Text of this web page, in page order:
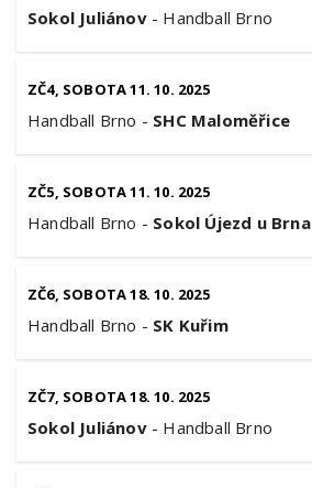
Sokol Juliánov- Handball Brno
ZČ4, SOBOTA 11. 10. 2025
Handball Brno - SHC Maloměřice
ZČ5, SOBOTA 11. 10. 2025
Handball Brno - Sokol Újezd u Brna
ZČ6, SOBOTA 18. 10. 2025
Handball Brno - SK Kuřim
ZČ7, SOBOTA 18. 10. 2025
Sokol Juliánov- Handball Brno